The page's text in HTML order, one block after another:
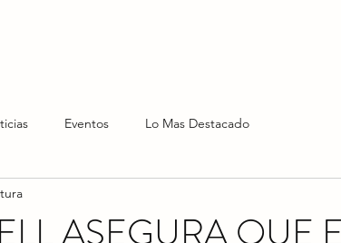
Eventos Lo Mas Destacado
ASEGURA QUE